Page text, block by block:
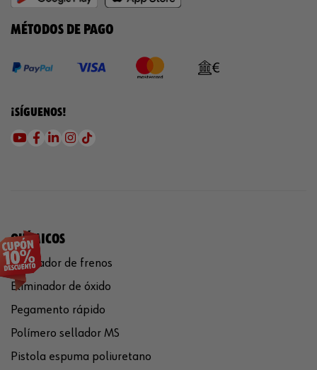
MÉTODOS DE PAGO
¡SÍGUENOS!
QUÍMICOS
Limpiador de frenos
Eliminador de óxido
Pegamento rápido
Polímero sellador MS
Pistola espuma poliuretano